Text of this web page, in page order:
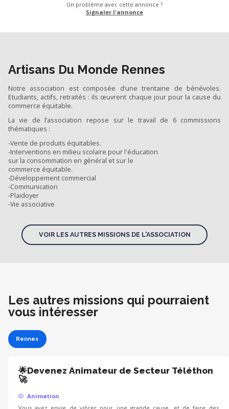
Un problème avec cette annonce ?
Signaler l'annonce
Artisans Du Monde Rennes
Notre association est composée d’une trentaine de bénévoles.
Etudiants, actifs, retraités : ils œuvrent chaque jour pour la cause du
commerce équitable.
La vie de l’association repose sur le travail de 6 commissions
thématiques :
-Vente de produits équitables.
-Interventions en milieu scolaire pour l'éducation
sur la consommation en général et sur le
commerce équitable.
-Développement commercial
-Communication
-Plaidoyer
-Vie associative
VOIR LES AUTRES MISSIONS DE L'ASSOCIATION
Les autres missions qui pourraient
vous intéresser
Rennes
🌟Devenez Animateur de Secteur Téléthon
🚀
Animation